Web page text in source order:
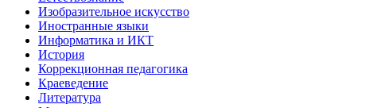
Изобразительное искусство
Иностранные языки
Информатика и ИКТ
История
Коррекционная педагогика
Краеведение
Литература